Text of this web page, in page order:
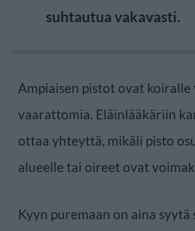
suhtautua vakavasti.
Ampiaisen pistot ovat koiralle
vaarattomia. Eläinlääkäriin
ottaa yhteyttä, mikäli pisto
alueelle tai oireet ovat
Kyyn puremaan on aina